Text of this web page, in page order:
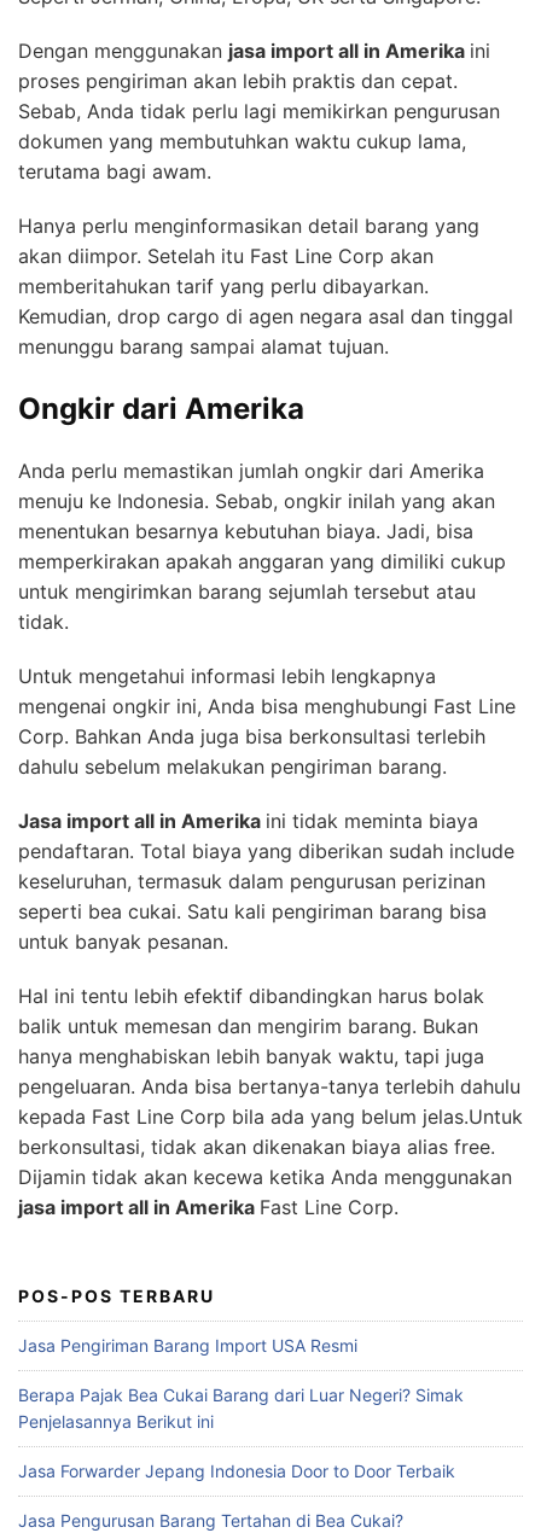
Dengan menggunakan jasa import all in Amerika ini
proses pengiriman akan lebih praktis dan cepat.
Sebab, Anda tidak perlu lagi memikirkan pengurusan
dokumen yang membutuhkan waktu cukup lama,
terutama bagi awam.
Hanya perlu menginformasikan detail barang yang
akan diimpor. Setelah itu Fast Line Corp akan
memberitahukan tarif yang perlu dibayarkan.
Kemudian, drop cargo di agen negara asal dan tinggal
menunggu barang sampai alamat tujuan.
Ongkir dari Amerika
Anda perlu memastikan jumlah ongkir dari Amerika
menuju ke Indonesia. Sebab, ongkir inilah yang akan
menentukan besarnya kebutuhan biaya. Jadi, bisa
memperkirakan apakah anggaran yang dimiliki cukup
untuk mengirimkan barang sejumlah tersebut atau
tidak.
Untuk mengetahui informasi lebih lengkapnya
mengenai ongkir ini, Anda bisa menghubungi Fast Line
Corp. Bahkan Anda juga bisa berkonsultasi terlebih
dahulu sebelum melakukan pengiriman barang.
Jasa import all in Amerika ini tidak meminta biaya
pendaftaran. Total biaya yang diberikan sudah include
keseluruhan, termasuk dalam pengurusan perizinan
seperti bea cukai. Satu kali pengiriman barang bisa
untuk banyak pesanan.
Hal ini tentu lebih efektif dibandingkan harus bolak
balik untuk memesan dan mengirim barang. Bukan
hanya menghabiskan lebih banyak waktu, tapi juga
pengeluaran. Anda bisa bertanya-tanya terlebih dahulu
kepada Fast Line Corp bila ada yang belum jelas.Untuk
berkonsultasi, tidak akan dikenakan biaya alias free.
Dijamin tidak akan kecewa ketika Anda menggunakan
jasa import all in Amerika Fast Line Corp.
POS-POS TERBARU
Jasa Pengiriman Barang Import USA Resmi
Berapa Pajak Bea Cukai Barang dari Luar Negeri? Simak
Penjelasannya Berikut ini
Jasa Forwarder Jepang Indonesia Door to Door Terbaik
Jasa Pengurusan Barang Tertahan di Bea Cukai?